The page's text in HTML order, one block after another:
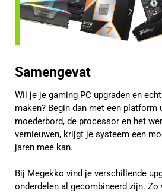
Samengevat
Wil je je gaming PC upgraden en
maken? Begin dan met een platform
moederbord, de processor en het
vernieuwen, krijgt je systeem een
jaren mee kan.
Bij Megekko vind je verschillende
onderdelen al gecombineerd zijn.